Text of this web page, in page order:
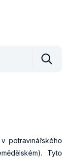
potravinářského
Tyto